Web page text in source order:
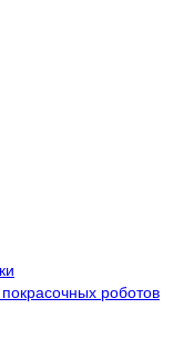
роботов